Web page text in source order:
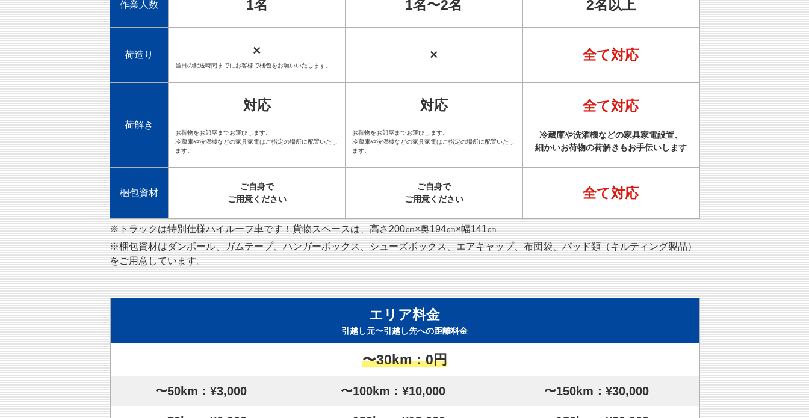
作業人数 1名 1名〜2名 2名以上
荷造り ×
当日の配送時間までにお客様で梱包をお願いいたします。
× 全て対応
荷解き
対応
お荷物をお部屋までお運びします。
冷蔵庫や洗濯機などの家具家電はご指定の場所に配置いたし
ます。
対応
お荷物をお部屋までお運びします。
冷蔵庫や洗濯機などの家具家電はご指定の場所に配置いたし
ます。
全て対応
冷蔵庫や洗濯機などの家具家電設置、
細かいお荷物の荷解きもお手伝いします
梱包資材
ご自身で
ご用意ください
ご自身で
ご用意ください
全て対応
※トラックは特別仕様ハイルーフ車です！貨物スペースは、高さ200㎝×奥194㎝×幅141㎝
※梱包資材はダンボール、ガムテープ、ハンガーボックス、シューズボックス、エアキャップ、布団袋、パッド類（キルティング製品）
をご用意しています。
エリア料金
引越し元〜引越し先への距離料金
〜30km：0円
〜50km：¥3,000 〜100km：¥10,000 〜150km：¥30,000